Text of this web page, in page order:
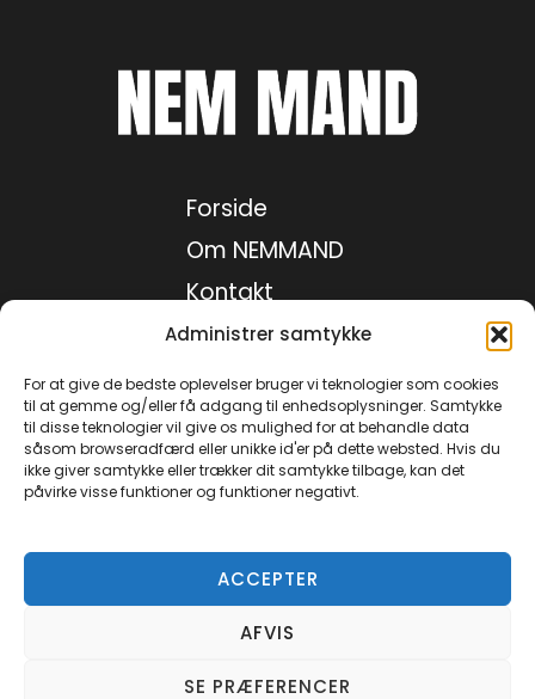
Administrer samtykke
For at give de bedste oplevelser bruger vi teknologier som cookies
til at gemme og/eller få adgang til enhedsoplysninger. Samtykke
til disse teknologier vil give os mulighed for at behandle data
såsom browseradfærd eller unikke id'er på dette websted. Hvis du
ikke giver samtykke eller trækker dit samtykke tilbage, kan det
påvirke visse funktioner og funktioner negativt.
ACCEPTER
AFVIS
SE PRÆFERENCER
Forside
Om NEMMAND
Kontakt
Medie kit
Privatlivspolitik
Facebook
Instagram
TikTok
YouTube
© 2026 Nemmand.dk - Alle rettigheder forbeholdes.